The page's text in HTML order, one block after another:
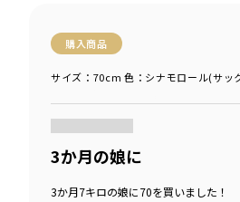
購入商品
サイズ：70cm 色：シナモロール(サッ
3か月の娘に
3か月7キロの娘に70を買いました！